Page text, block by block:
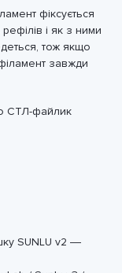
фіксується
і як з ними
тож якщо
завжди
СТЛ-файлик
SUNLU v2 —